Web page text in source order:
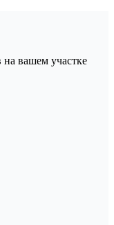
вашем участке